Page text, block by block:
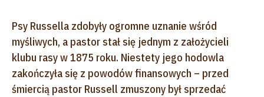
Psy Russella zdobyły ogromne uznanie wśród
myśliwych, a pastor stał się jednym z założycieli
klubu rasy w 1875 roku. Niestety jego hodowla
zakończyła się z powodów finansowych – przed
śmiercią pastor Russell zmuszony był sprzedać